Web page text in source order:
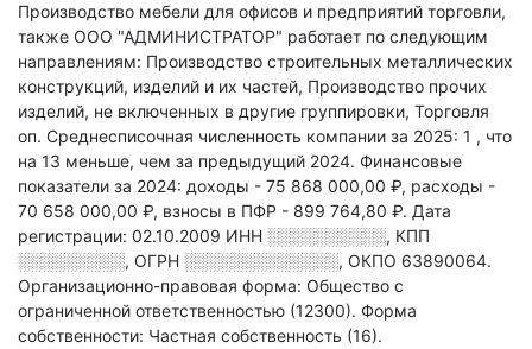
Производство мебели для офисов и предприятий торговли,
также ООО "АДМИНИСТРАТОР" работает по следующим
направлениям: Производство строительных металлических
конструкций, изделий и их частей, Производство прочих
изделий, не включенных в другие группировки, Торговля
оп. Среднесписочная численность компании за 2025: 1 , что
на 13 меньше, чем за предыдущий 2024. Финансовые
показатели за 2024: доходы - 75 868 000,00 ₽, расходы -
70 658 000,00 ₽, взносы в ПФР - 899 764,80 ₽. Дата
регистрации: 02.10.2009 ИНН ░░░░░░░░░░, КПП
░░░░░░░░░, ОГРН ░░░░░░░░░░░░░, ОКПО 63890064.
Организационно-правовая форма: Общество с
ограниченной ответственностью (12300). Форма
собственности: Частная собственность (16).